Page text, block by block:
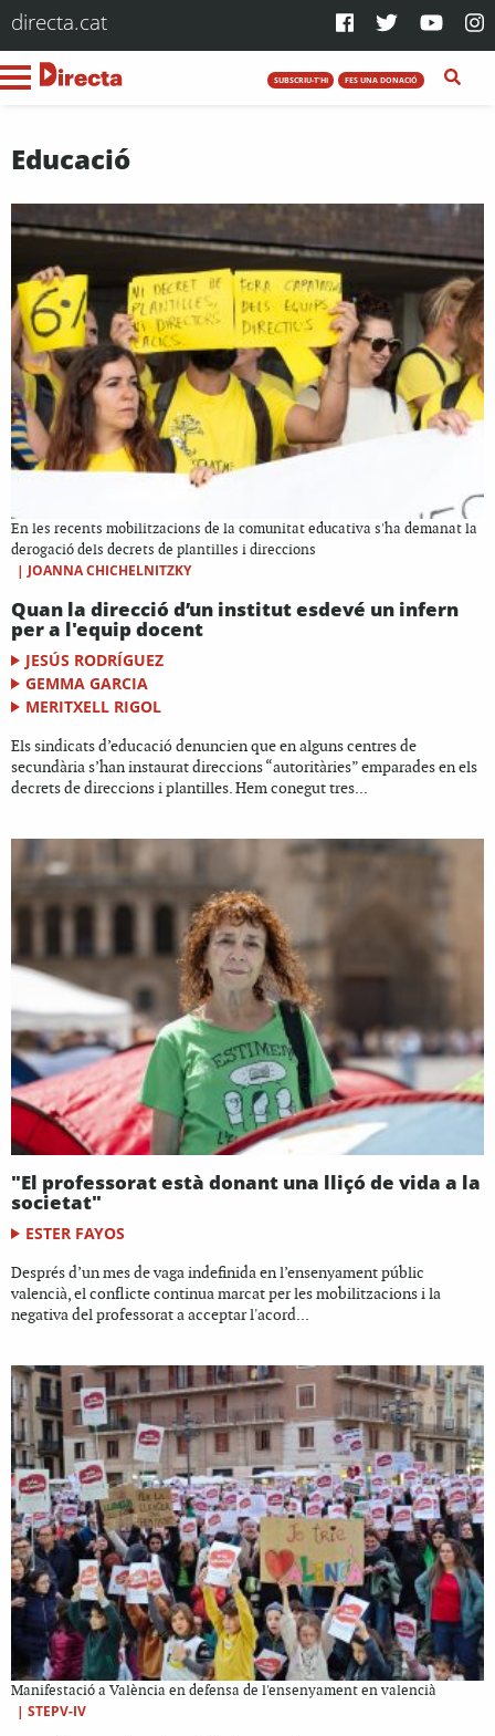
directa.cat
SUBSCRIU-T'HI FES UNA DONACIÓ
Educació
En les recents mobilitzacions de la comunitat educativa s'ha demanat la
derogació dels decrets de plantilles i direccions
| JOANNA CHICHELNITZKY
Quan la direcció d’un institut esdevé un infern
per a l'equip docent
JESÚS RODRÍGUEZ
GEMMA GARCIA
MERITXELL RIGOL
Els sindicats d’educació denuncien que en alguns centres de
secundària s’han instaurat direccions “autoritàries” emparades en els
decrets de direccions i plantilles. Hem conegut tres...
"El professorat està donant una lliçó de vida a la
societat"
ESTER FAYOS
Després d’un mes de vaga indefinida en l’ensenyament públic
valencià, el conflicte continua marcat per les mobilitzacions i la
negativa del professorat a acceptar l'acord...
Manifestació a València en defensa de l'ensenyament en valencià
| STEPV-IV